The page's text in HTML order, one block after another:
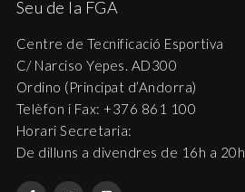
Seu de la FGA
Centre de Tecnificació Esportiva
C/ Narciso Yepes. AD300
Ordino (Principat d’Andorra)
Telèfon i Fax: +376 861 100
Horari Secretaria:
De dilluns a divendres de 16h a 20h